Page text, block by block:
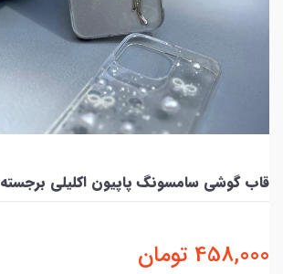
قاب گوشی سامسونگ پاپیون اکلیلی برجسته
458,000 تومان